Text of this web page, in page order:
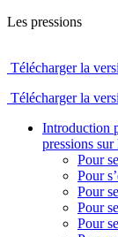
Les pressions
Télécharger la
Télécharger la
Introduction
pressions
Pour
Pour
Pour
Pour
Pour